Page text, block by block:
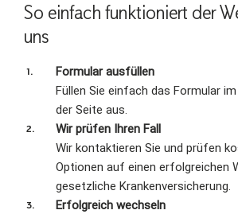
So einfach funktioniert der
uns
Formular ausfüllen
Füllen Sie einfach das Formular
der Seite aus.
Wir prüfen Ihren Fall
Wir kontaktieren Sie und prüfen
Optionen auf einen erfolgreichen
gesetzliche Krankenversicherung.
Erfolgreich wechseln